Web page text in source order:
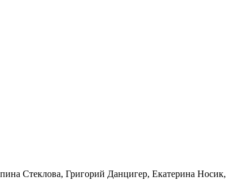
Стеклова, Григорий Данцигер, Екатерина Носик,